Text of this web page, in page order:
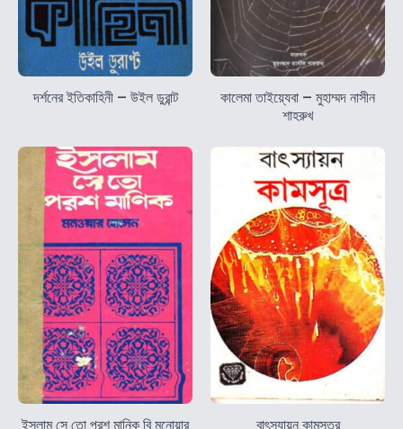
দর্শনের ইতিকাহিনী – উইল ডুরান্ট
কালেমা তাইয়্যেবা – মুহাম্মদ নাসীন
শাহরুখ